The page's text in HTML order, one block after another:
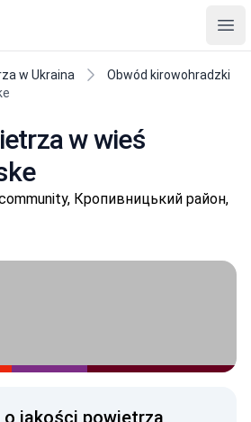
w Ukraina
Obwód kirowohradzki
w wieś
Кропивницький район,
jakości powietrza